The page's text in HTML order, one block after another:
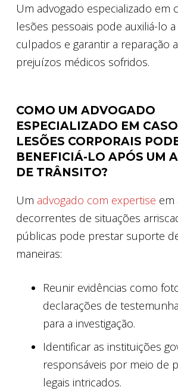
Um advogado especializado em
lesões pessoais pode auxiliá-lo
culpados e garantir a reparação
prejuízos médicos sofridos.
COMO UM ADVOGADO
ESPECIALIZADO EM
LESÕES CORPORAIS
BENEFICIÁ-LO APÓS UM
DE TRÂNSITO?
Um advogado com expertise em
decorrentes de situações
públicas pode prestar suporte
maneiras:
Reunir evidências como
declarações de
para a investigação.
Identificar as instituições
responsáveis por meio de
legais intricados.